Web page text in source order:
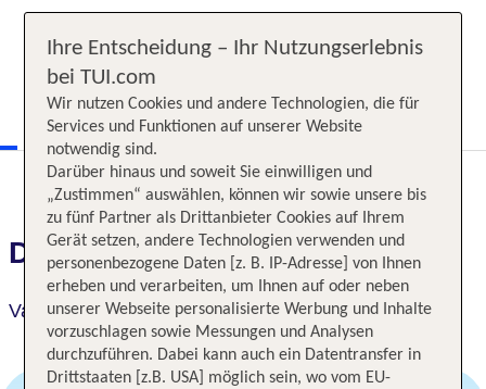
Das erwartet Sie
Valencia Dalt Apartaments
Ihre Entscheidung – Ihr Nutzungserlebnis
bei TUI.com
Wir nutzen Cookies und andere Technologien, die für
Services und Funktionen auf unserer Website
notwendig sind.
Darüber hinaus und soweit Sie einwilligen und
„Zustimmen“ auswählen, können wir sowie unsere bis
zu fünf Partner als Drittanbieter Cookies auf Ihrem
Gerät setzen, andere Technologien verwenden und
personenbezogene Daten [z. B. IP-Adresse] von Ihnen
erheben und verarbeiten, um Ihnen auf oder neben
unserer Webseite personalisierte Werbung und Inhalte
vorzuschlagen sowie Messungen und Analysen
durchzuführen. Dabei kann auch ein Datentransfer in
Drittstaaten [z.B. USA] möglich sein, wo vom EU-